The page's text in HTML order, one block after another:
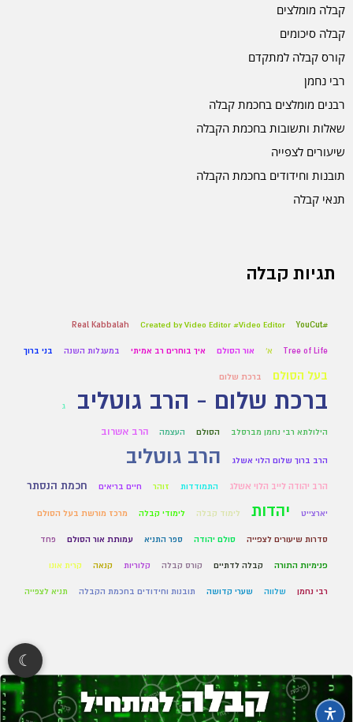
קבלה מומלצים
קבלה סיכומים
קורס קבלה למתקדם
רבי נחמן
רבנים מומלצים בחכמת קבלה
שאלות ותשובות בחכמת הקבלה
שיעורים לצפייה
תובנות וחידודים בחכמת הקבלה
תנאי קבלה
תגיות קבלה
#YouCut
Created by Video Editor #Video Editor
Real Kabbalah
Tree of Life א' אור הסולם איך בוחרים רב אמיתי במעגלות השנה בני ברוך
בעל הסולם ברכת שלום
ברכת שלום - הרב גוטליב ג
הילולתא רבי נחמן מברסלב הסולם העצמה הרב אשרוב
הרב ברוך שלום הלוי אשלג הרב גוטליב
הרב יהודה לייב הלוי אשלג התמודדות זוהר חיים בריאים חכמת הנסתר
יארצייט יהדות לימוד קבלה לימודי קבלה מרכז מורשת בעל הסולם
סדרות שיעורים לצפייה סולם יהודה ספר התניא עמותת אור הסולם פחד
פנימיות התורה קבלה לדתיים קורס קבלה קלוריות קנאה קרית אונו
רבי נחמן שלווה שערי קדושה תובנות וחידודים בחכמת הקבלה תניא לצפייה
☾